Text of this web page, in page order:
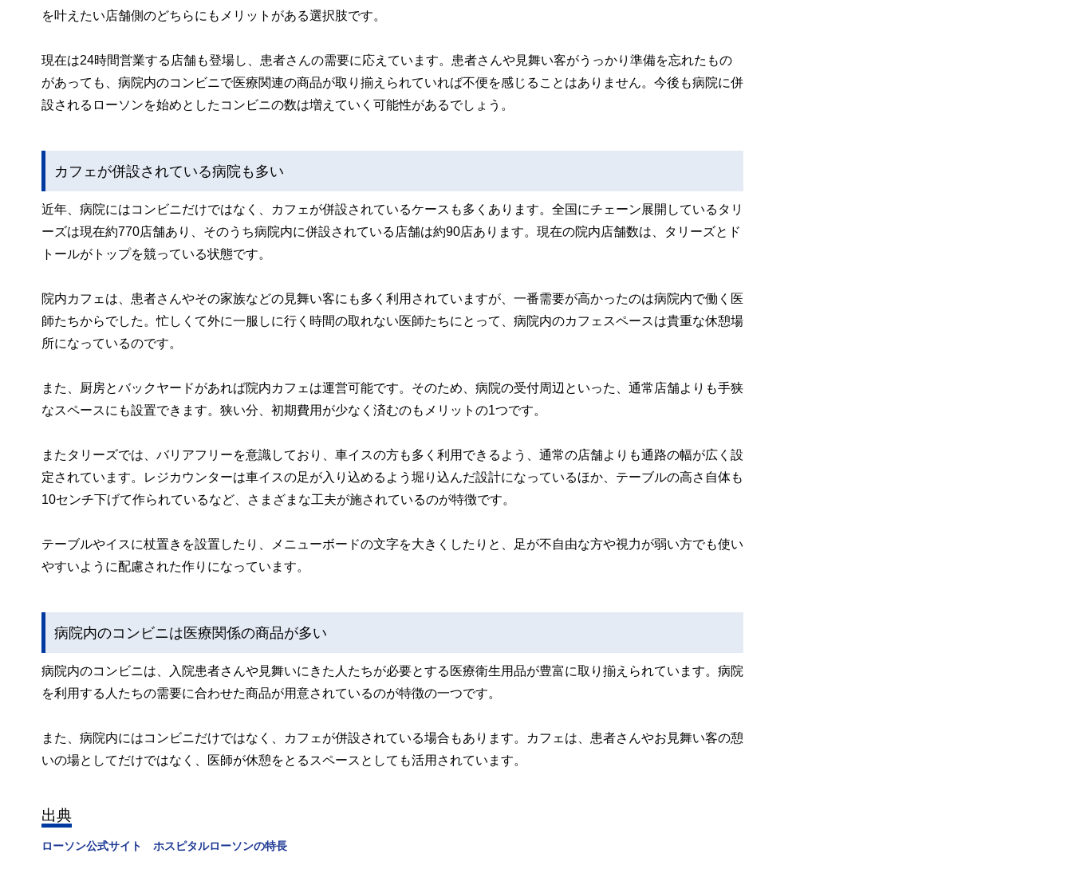
を叶えたい店舗側のどちらにもメリットがある選択肢です。
現在は24時間営業する店舗も登場し、患者さんの需要に応えています。患者さんや見舞い客がうっかり準備を忘れたもの
があっても、病院内のコンビニで医療関連の商品が取り揃えられていれば不便を感じることはありません。今後も病院に併
設されるローソンを始めとしたコンビニの数は増えていく可能性があるでしょう。
カフェが併設されている病院も多い
近年、病院にはコンビニだけではなく、カフェが併設されているケースも多くあります。全国にチェーン展開しているタリ
ーズは現在約770店舗あり、そのうち病院内に併設されている店舗は約90店あります。現在の院内店舗数は、タリーズとド
トールがトップを競っている状態です。
院内カフェは、患者さんやその家族などの見舞い客にも多く利用されていますが、一番需要が高かったのは病院内で働く医
師たちからでした。忙しくて外に一服しに行く時間の取れない医師たちにとって、病院内のカフェスペースは貴重な休憩場
所になっているのです。
また、厨房とバックヤードがあれば院内カフェは運営可能です。そのため、病院の受付周辺といった、通常店舗よりも手狭
なスペースにも設置できます。狭い分、初期費用が少なく済むのもメリットの1つです。
またタリーズでは、バリアフリーを意識しており、車イスの方も多く利用できるよう、通常の店舗よりも通路の幅が広く設
定されています。レジカウンターは車イスの足が入り込めるよう堀り込んだ設計になっているほか、テーブルの高さ自体も
10センチ下げて作られているなど、さまざまな工夫が施されているのが特徴です。
テーブルやイスに杖置きを設置したり、メニューボードの文字を大きくしたりと、足が不自由な方や視力が弱い方でも使い
やすいように配慮された作りになっています。
病院内のコンビニは医療関係の商品が多い
病院内のコンビニは、入院患者さんや見舞いにきた人たちが必要とする医療衛生用品が豊富に取り揃えられています。病院
を利用する人たちの需要に合わせた商品が用意されているのが特徴の一つです。
また、病院内にはコンビニだけではなく、カフェが併設されている場合もあります。カフェは、患者さんやお見舞い客の憩
いの場としてだけではなく、医師が休憩をとるスペースとしても活用されています。
出典
ローソン公式サイト ホスピタルローソンの特長